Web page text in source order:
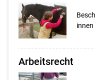
Arbeitsrecht